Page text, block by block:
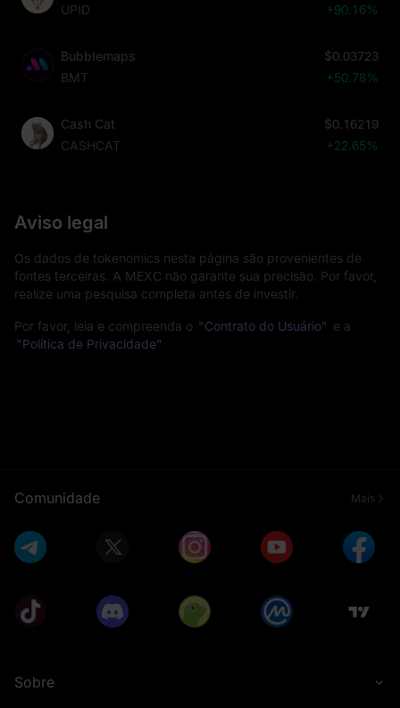
UPID
+90.16%
Bubblemaps
BMT
$0.03723
+50.78%
Cash Cat
CASHCAT
$0.16219
+22.65%
Aviso legal
Os dados de tokenomics nesta página são provenientes de
fontes terceiras. A MEXC não garante sua precisão. Por favor,
realize uma pesquisa completa antes de investir.
Por favor, leia e compreenda o "Contrato do Usuário" e a
"Política de Privacidade"
Comunidade Mais
Sobre